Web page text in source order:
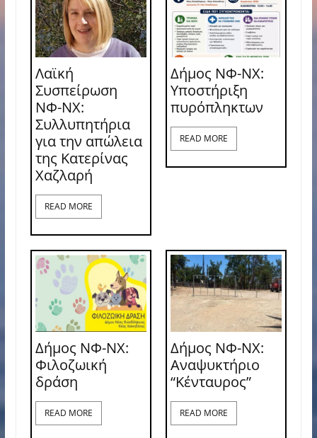
Λαϊκή
Συσπείρωση
ΝΦ-ΝΧ:
Συλλυπητήρια
για την απώλεια
της Κατερίνας
Χαζλαρή
READ MORE
Δήμος ΝΦ-ΝΧ:
Υποστήριξη
πυρόπληκτων
READ MORE
Δήμος ΝΦ-ΝΧ:
Φιλοζωική
δράση
READ MORE
Δήμος ΝΦ-ΝΧ:
Αναψυκτήριο
“Κένταυρος”
READ MORE